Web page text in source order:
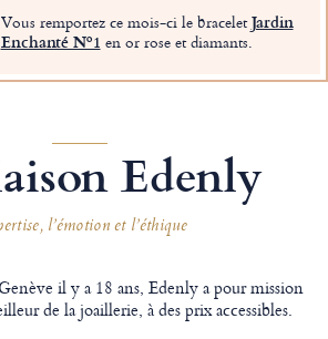
Vous remportez ce mois-ci le braceletJardin
Enchanté Nº1 en or rose et diamants.
Edenly
l’émotion et l’éthique
il y a 18 ans, Edenly a pour mission
de la joaillerie, à des prix accessibles.